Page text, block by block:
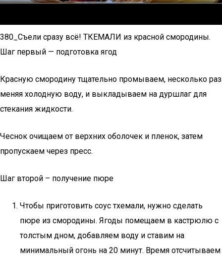
380_Съели сразу всё! ТКЕМАЛИ из красной смородины.
Шаг первый — подготовка ягод
Красную смородину тщательно промываем, несколько раз
меняя холодную воду, и выкладываем на дуршлаг для
стекания жидкости.
Чеснок очищаем от верхних оболочек и пленок, затем
пропускаем через пресс.
Шаг второй – получение пюре
Чтобы приготовить соус тхемали, нужно сделать
пюре из смородины. Ягоды помещаем в кастрюлю с
толстым дном, добавляем воду и ставим на
минимальный огонь на 20 минут. Время отсчитываем